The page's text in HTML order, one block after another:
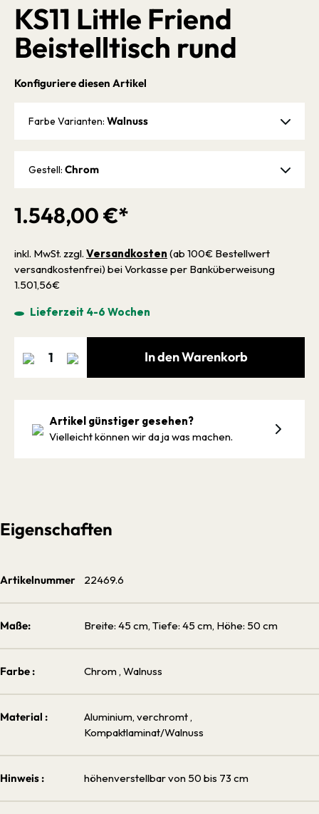
KS11 Little Friend
Beistelltisch rund
1.548,00 €*
inkl. MwSt. zzgl. Versandkosten (ab 100€ Bestellwert
versandkostenfrei) bei Vorkasse per Banküberweisung
1.501,56€
Lieferzeit 4-6 Wochen
Konfiguriere diesen Artikel
Farbe Varianten: Walnuss
Gestell: Chrom
In den Warenkorb
Artikel günstiger gesehen?
Vielleicht können wir da ja was machen.
Eigenschaften
Artikelnummer 22469.6
Maße: Breite: 45 cm, Tiefe: 45 cm, Höhe: 50 cm
Farbe : Chrom , Walnuss
Material : Aluminium, verchromt ,
Kompaktlaminat/Walnuss
Hinweis : höhenverstellbar von 50 bis 73 cm